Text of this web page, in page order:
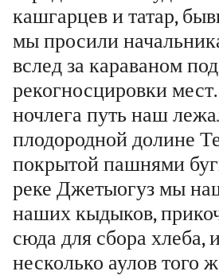
кашгарцев и татар,
мы просили
вслед за караваном
рекогносцировки
ночлега путь наш
плодородной долине
покрытой пашнями
реке Джетыогуз мы
наших кыдыков,
сюда для сбора хлеба,
несколько аулов того